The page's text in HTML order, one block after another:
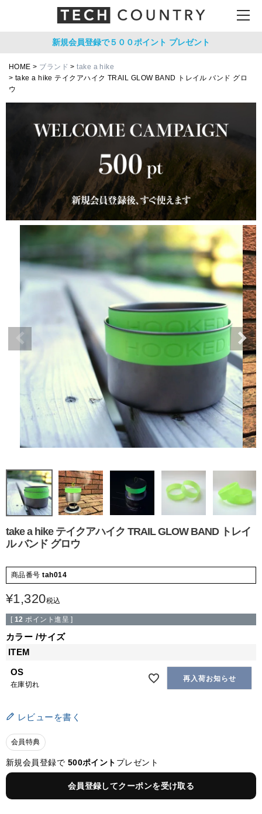
新規会員登録で５００ポイント プレゼント
HOME ブランド
take a hike
take a hike テイクアハイク TRAIL GLOW BAND トレイル バンド グロ
ウ
take a hike テイクアハイク TRAIL GLOW BAND トレイ
ル バンド グロウ
商品番号 tah014
¥1,320税込
[ 12 ポイント進呈 ]
カラー サイズ
ITEM
OS
在庫切れ
再入荷お知らせ
レビューを書く
会員特典
新規会員登録で 500ポイント プレゼント
会員登録してクーポンを受け取る